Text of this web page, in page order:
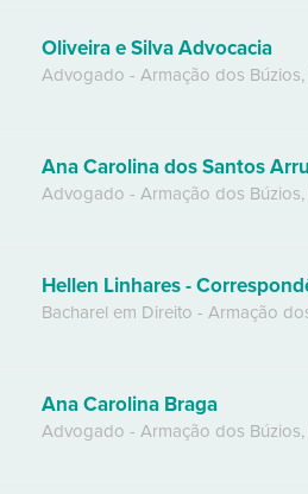
Oliveira e Silva Advocacia
Advogado - Armação dos Búzios,
Ana Carolina dos Santos
Advogado - Armação dos Búzios,
Hellen Linhares -
Bacharel em Direito - Armação
Ana Carolina Braga
Advogado - Armação dos Búzios,